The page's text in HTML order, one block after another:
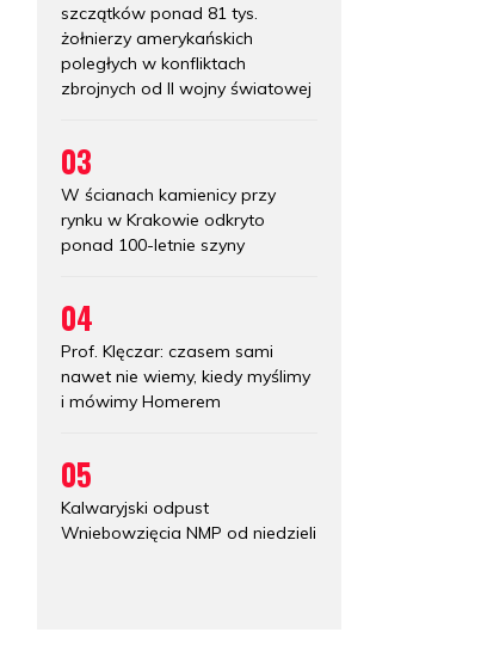
szczątków ponad 81 tys.
żołnierzy amerykańskich
poległych w konfliktach
zbrojnych od II wojny światowej
03
W ścianach kamienicy przy
rynku w Krakowie odkryto
ponad 100-letnie szyny
04
Prof. Klęczar: czasem sami
nawet nie wiemy, kiedy myślimy
i mówimy Homerem
05
Kalwaryjski odpust
Wniebowzięcia NMP od niedzieli